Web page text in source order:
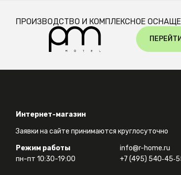
ПРОИЗВОДСТВО И КОМПЛЕКСНОЕ
Интернет-магазин
Заявки на сайте принимаются круглосуточно
Режим работы
пн-пт 10:30-19:00
info@r-home.ru
+7 (495)